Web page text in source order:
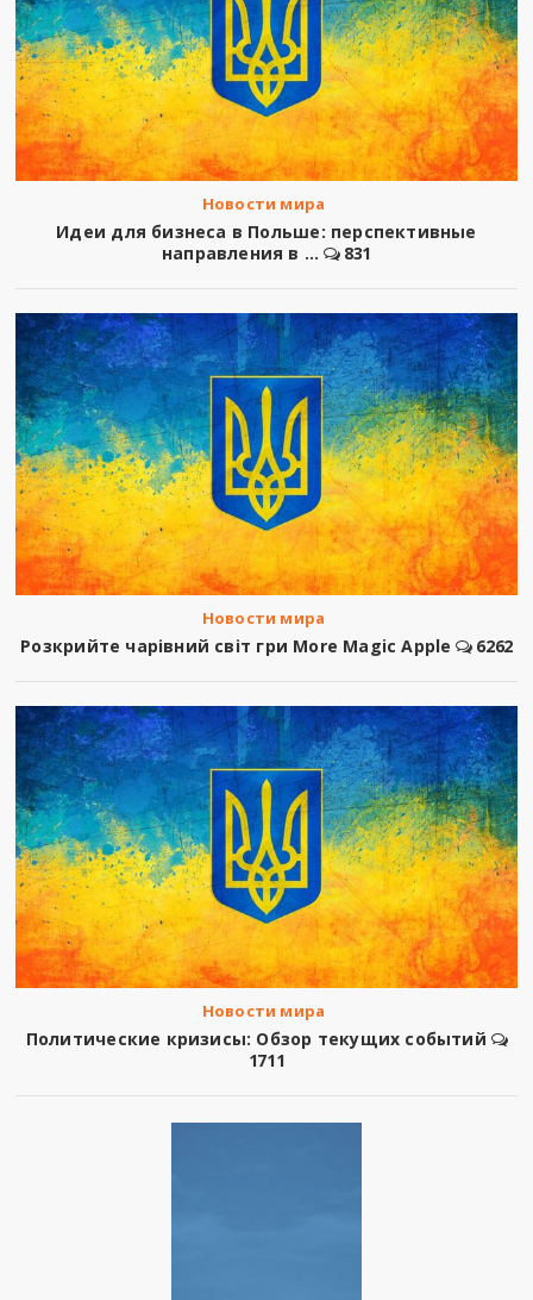
Новости мира
Идеи для бизнеса в Польше: перспективные
направления в ...
831
Новости мира
Розкрийте чарівний світ гри More Magic Apple 6262
Новости мира
Политические кризисы: Обзор текущих событий
1711